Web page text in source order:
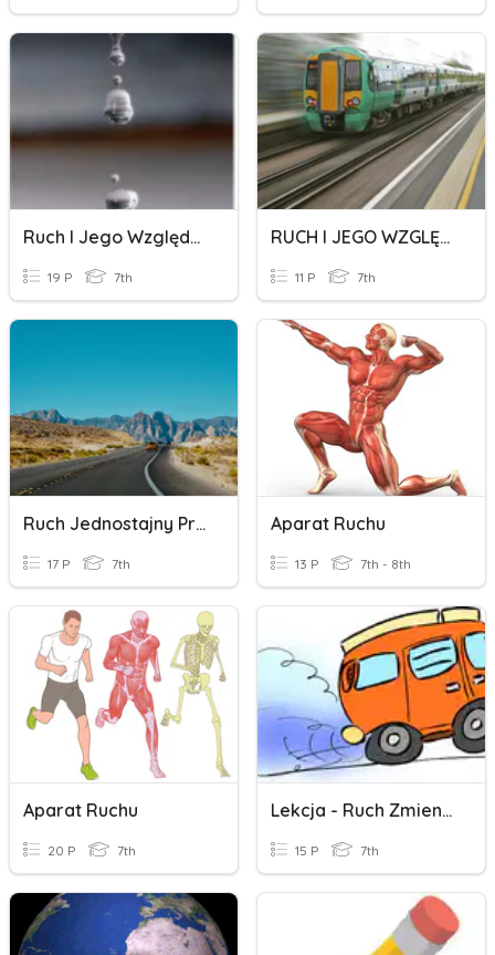
Ruch I Jego Względność- Ruch Jednostajny Prostoliniowy.
19 P 7th
RUCH I JEGO WZGLĘDNOŚĆ
11 P 7th
Ruch Jednostajny Prostoliniowy
17 P 7th
Aparat Ruchu
13 P 7th - 8th
Aparat Ruchu
20 P 7th
Lekcja - Ruch Zmienny
15 P 7th